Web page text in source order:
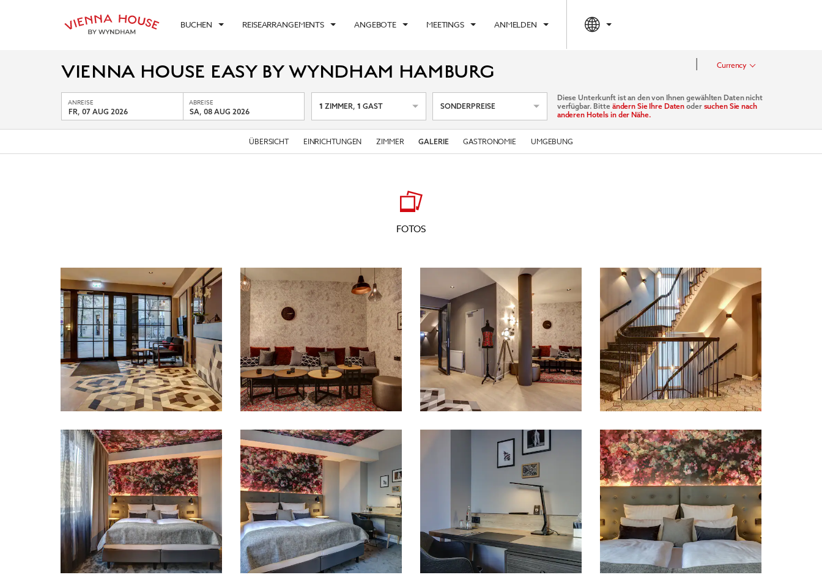
BUCHEN REISEARRANGEMENTS ANGEBOTE MEETINGS ANMELDEN
VIENNA HOUSE EASY BY WYNDHAM HAMBURG | Currency
ANREISE
FR, 07 AUG 2026
ABREISE
SA, 08 AUG 2026
1 ZIMMER,1 GAST SONDERPREISE
Diese Unterkunft ist an den von Ihnen gewählten Daten nicht
verfügbar. Bitte ändern Sie Ihre Daten oder suchen Sie nach
anderen Hotels in der Nähe.
ÜBERSICHT EINRICHTUNGEN ZIMMER GALERIE GASTRONOMIE UMGEBUNG
FOTOS